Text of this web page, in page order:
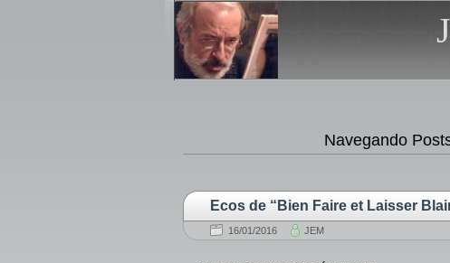
Navegando
Ecos de “Bien Faire et Laisser
16/01/2016 JEM